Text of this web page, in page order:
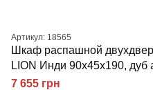
Артикул: 18565
Шкаф распашной
LION Инди 90х45х190, дуб
7 655 грн